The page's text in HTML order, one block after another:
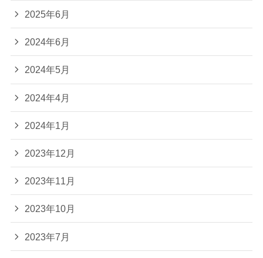
2025年6月
2024年6月
2024年5月
2024年4月
2024年1月
2023年12月
2023年11月
2023年10月
2023年7月